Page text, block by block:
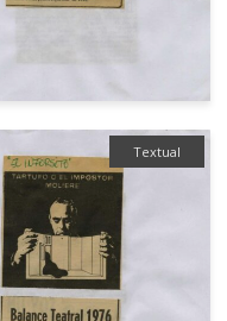
Textual